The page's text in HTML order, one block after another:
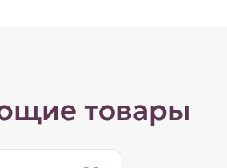
товары